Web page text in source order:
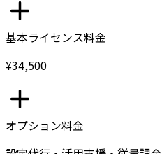
基本ライセンス料金
¥34,500
オプション料金